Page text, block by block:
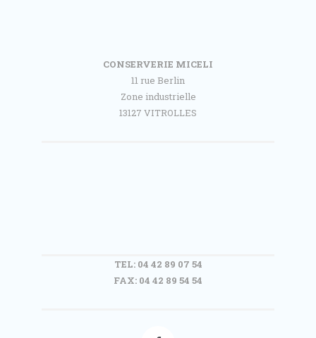
CONSERVERIE MICELI
11 rue Berlin
Zone industrielle
13127 VITROLLES
TEL: 04 42 89 07 54
FAX: 04 42 89 54 54